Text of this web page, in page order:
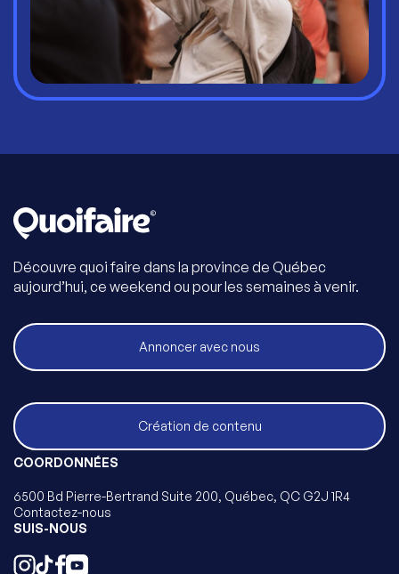
Découvre quoi faire dans la province de Québec
aujourd’hui, ce weekend ou pour les semaines à venir.
Annoncer avec nous
Création de contenu
COORDONNÉES
6500 Bd Pierre-Bertrand Suite 200, Québec, QC G2J 1R4
Contactez-nous
SUIS-NOUS